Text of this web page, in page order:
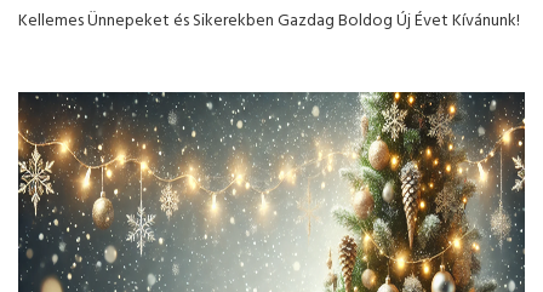
Kellemes Ünnepeket és Sikerekben Gazdag Boldog Új Évet Kívánunk!